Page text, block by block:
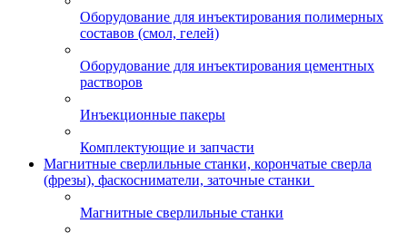
Оборудование для инъектирования полимерных
составов (смол, гелей)
Оборудование для инъектирования цементных
растворов
Инъекционные пакеры
Комплектующие и запчасти
Магнитные сверлильные станки, корончатые сверла
(фрезы), фаскосниматели, заточные станки
Магнитные сверлильные станки